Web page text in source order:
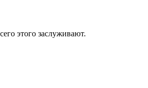
этого заслуживают.